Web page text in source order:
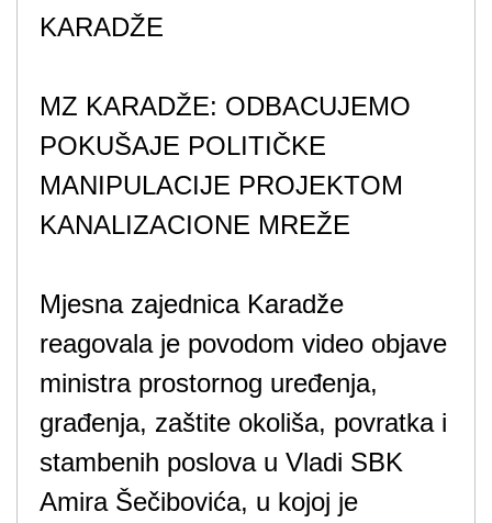
KARADŽE
MZ KARADŽE: ODBACUJEMO
POKUŠAJE POLITIČKE
MANIPULACIJE PROJEKTOM
KANALIZACIONE MREŽE
Mjesna zajednica Karadže
reagovala je povodom video objave
ministra prostornog uređenja,
građenja, zaštite okoliša, povratka i
stambenih poslova u Vladi SBK
Amira Šečibovića, u kojoj je